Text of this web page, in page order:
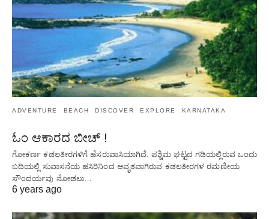
ADVENTURE BEACH DISCOVER EXPLORE KARNATAKA
ಓಂ ಆಕಾರದ ಬೀಚ್ !
ಗೋಕರ್ಣ ಕಡಲತೀರಗಳಿಗೆ ಹೆಸರುವಾಸಿಯಾಗಿದೆ. ಪಶ್ಚಿಮ ಘಟ್ಟದ ​​ಗಡಿಯಲ್ಲಿರುವ ಒಂದು
ಬದಿಯಲ್ಲಿ ಸುವಾಸನೆಯ ಹಸಿರಿನಿಂದ ಆವೃತವಾಗಿರುವ ಕಡಲತೀರಗಳ ರಮಣೀಯ
ಸೌಂದರ್ಯವು ನೋಡಲು…
6 years ago